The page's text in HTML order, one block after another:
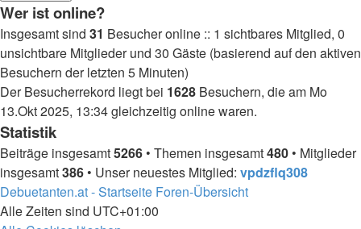
Wer ist online?
Insgesamt sind 31 Besucher online :: 1 sichtbares Mitglied, 0
unsichtbare Mitglieder und 30 Gäste (basierend auf den aktiven
Besuchern der letzten 5 Minuten)
Der Besucherrekord liegt bei 1628 Besuchern, die am Mo
13.Okt 2025, 13:34 gleichzeitig online waren.
Statistik
Beiträge insgesamt5266 • Themen insgesamt480 • Mitglieder
insgesamt386 • Unser neuestes Mitglied: vpdzflq308
Debuetanten.at - Startseite Foren-Übersicht
Alle Zeiten sind UTC+01:00